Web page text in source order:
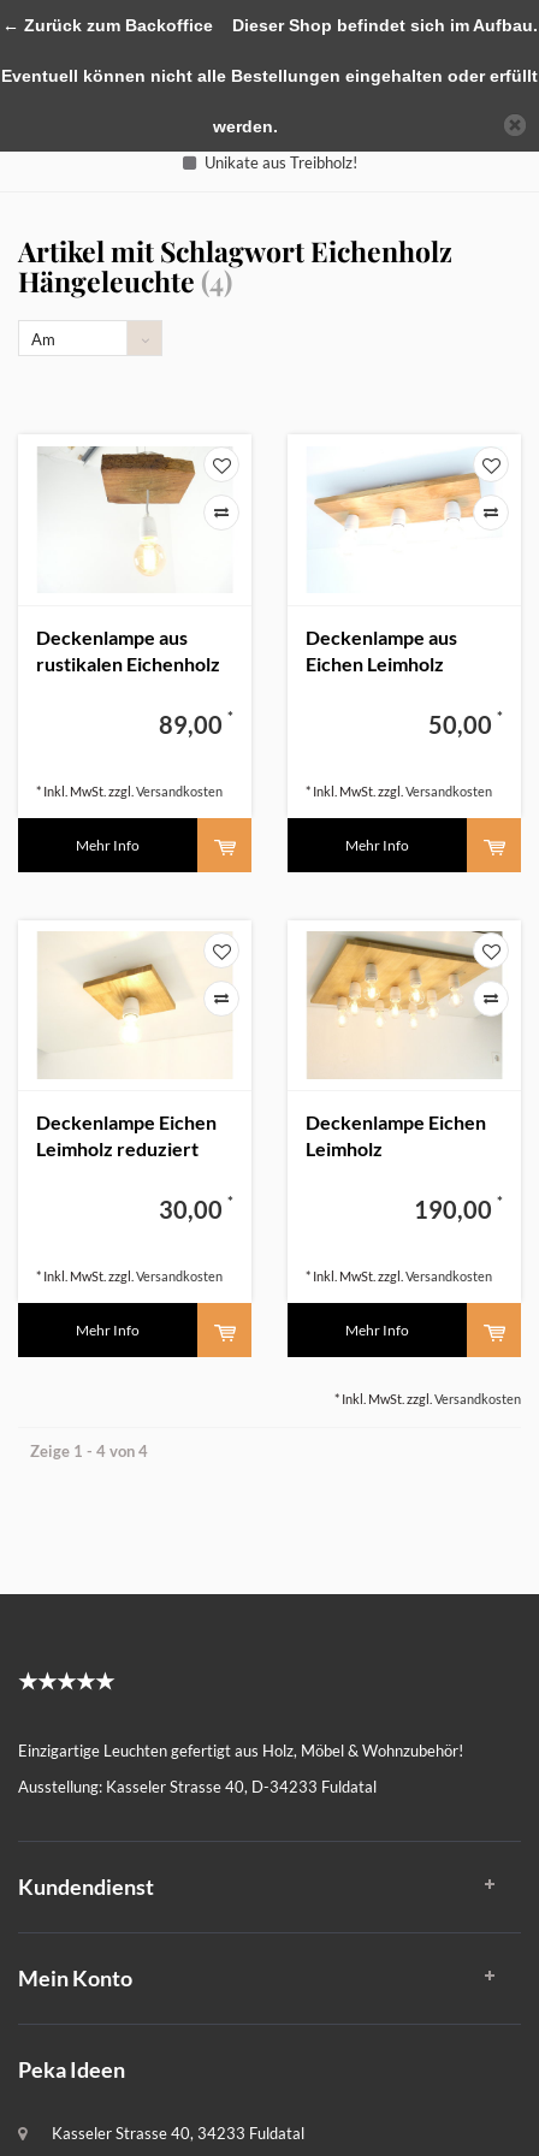
Unikate aus Treibholz!
Artikel mit Schlagwort Eichenholz
Hängeleuchte (4)
Am
Deckenlampe aus
rustikalen Eichenholz
89,00 *
* Inkl. MwSt. zzgl. Versandkosten
Mehr Info
Deckenlampe aus
Eichen Leimholz
50,00 *
* Inkl. MwSt. zzgl. Versandkosten
Mehr Info
Deckenlampe Eichen
Leimholz reduziert
30,00 *
* Inkl. MwSt. zzgl. Versandkosten
Mehr Info
Deckenlampe Eichen
Leimholz
190,00 *
* Inkl. MwSt. zzgl. Versandkosten
Mehr Info
* Inkl. MwSt. zzgl. Versandkosten
Zeige 1 - 4 von 4
★★★★★
Einzigartige Leuchten gefertigt aus Holz, Möbel & Wohnzubehör!
Ausstellung: Kasseler Strasse 40, D-34233 Fuldatal
Kundendienst
Mein Konto
Peka Ideen
Kasseler Strasse 40, 34233 Fuldatal
← Zurück zum BackofficeDieser Shop befindet sich im Aufbau.
Eventuell können nicht alle Bestellungen eingehalten oder erfüllt
werden.